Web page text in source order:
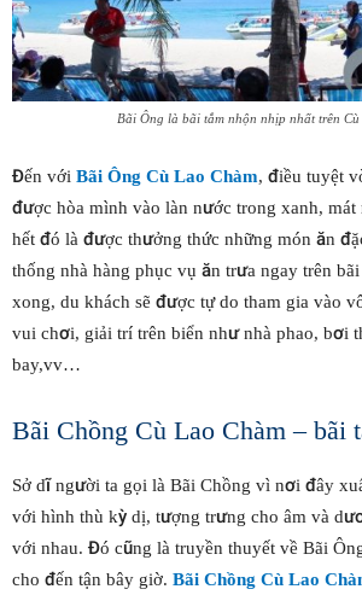
Bãi Ông là bãi tắm nhộn nhịp nhất trên Cù
Đến với Bãi Ông Cù Lao Chàm, điều tuyệt
được hòa mình vào làn nước trong xanh,
hết đó là được thưởng thức những món ăn
thống nhà hàng phục vụ ăn trưa ngay trên
xong, du khách sẽ được tự do tham gia vào
vui chơi, giải trí trên biển như nhà phao, bơi
bay,vv…
Bãi Chồng Cù Lao Chàm – bãi
Sở dĩ người ta gọi là Bãi Chồng vì nơi đây
với hình thù kỳ dị, tượng trưng cho âm và
với nhau. Đó cũng là truyền thuyết về Bãi
cho đến tận bây giờ. Bãi Chồng Cù Lao